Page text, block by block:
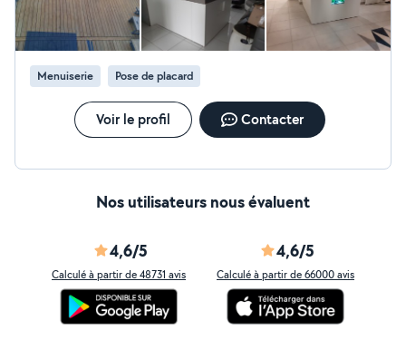
Menuiserie Pose de placard
Voir le profil Contacter
Nos utilisateurs nous évaluent
4,6/5
Calculé à partir de 48731 avis
4,6/5
Calculé à partir de 66000 avis